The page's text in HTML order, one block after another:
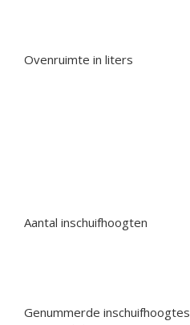
Ovenruimte in liters
Aantal inschuifhoogten
Genummerde inschuifhoogtes